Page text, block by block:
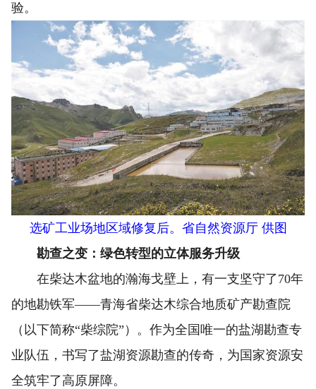
验。
选矿工业场地区域修复后。省自然资源厅 供图
勘查之变：绿色转型的立体服务升级
在柴达木盆地的瀚海戈壁上，有一支坚守了70年
的地勘铁军——青海省柴达木综合地质矿产勘查院
（以下简称“柴综院”）。作为全国唯一的盐湖勘查专
业队伍，书写了盐湖资源勘查的传奇，为国家资源安
全筑牢了高原屏障。